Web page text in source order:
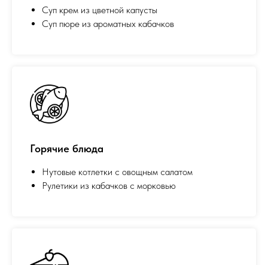
Суп крем из цветной капусты
Суп пюре из ароматных кабачков
Горячие блюда
Нутовые котлетки с овощным салатом
Рулетики из кабачков с морковью